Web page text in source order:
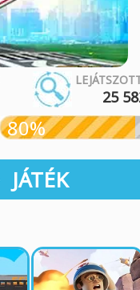
25
80%
JÁTÉK